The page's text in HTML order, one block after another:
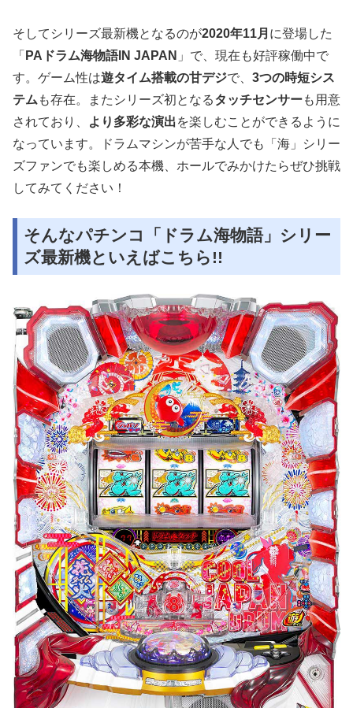
そしてシリーズ最新機となるのが2020年11月 に登場した
「 PAドラム海物語IN JAPAN 」で、現在も好評稼働中で
す。ゲーム性は遊タイム搭載の甘デジで、 3つの時短シス
テム も存在。またシリーズ初となるタッチセンサーも用意
されており、
より多彩な演出を楽しむことができるように
なっています。ドラムマシンが苦手な人でも「海」シリー
ズファンでも楽しめる本機、ホールでみかけたらぜひ挑戦
してみてください！
そんなパチンコ「ドラム海物語」シリー
ズ最新機といえばこちら!!